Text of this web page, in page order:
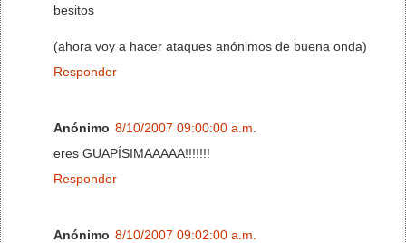
besitos
(ahora voy a hacer ataques anónimos de buena onda)
Responder
Anónimo 8/10/2007 09:00:00 a.m.
eres GUAPÍSIMAAAAA!!!!!!!
Responder
Anónimo 8/10/2007 09:02:00 a.m.